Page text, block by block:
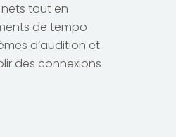
tout en
de tempo
d’audition et
des connexions